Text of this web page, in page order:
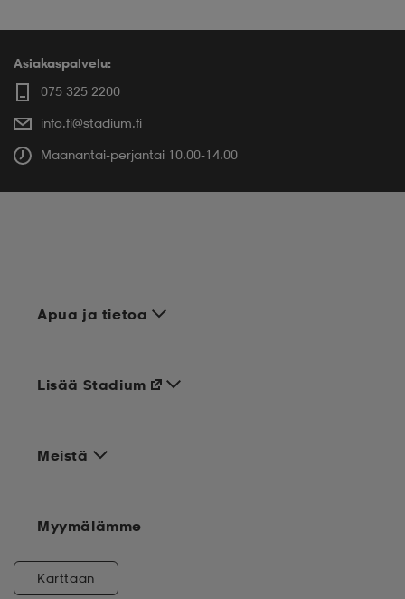
Asiakaspalvelu:
075 325 2200
info.fi@stadium.fi
Maanantai-perjantai 10.00-14.00
Apua ja tietoa
Meistä
Lisää Stadium
Myymälämme
Karttaan